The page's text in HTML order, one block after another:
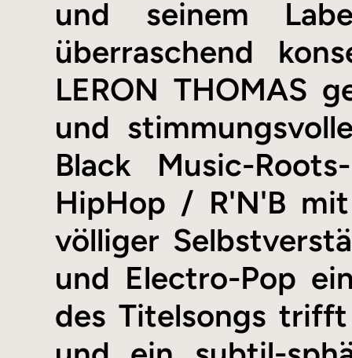
und seinem
überraschend
LERON THOMAS
und
Black Music-
HipHop / R'N'B
völliger
und Electro-Pop
des Titelsongs